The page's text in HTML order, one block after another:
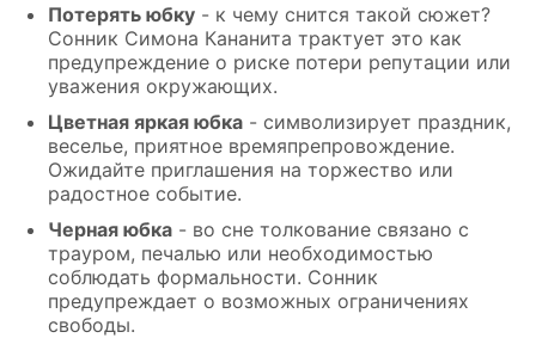
Потерять юбку - к чему снится такой сюжет?
Сонник Симона Кананита трактует это как
предупреждение о риске потери репутации или
уважения окружающих.
Цветная яркая юбка - символизирует праздник,
веселье, приятное времяпрепровождение.
Ожидайте приглашения на торжество или
радостное событие.
Черная юбка - во сне толкование связано с
трауром, печалью или необходимостью
соблюдать формальности. Сонник
предупреждает о возможных ограничениях
свободы.